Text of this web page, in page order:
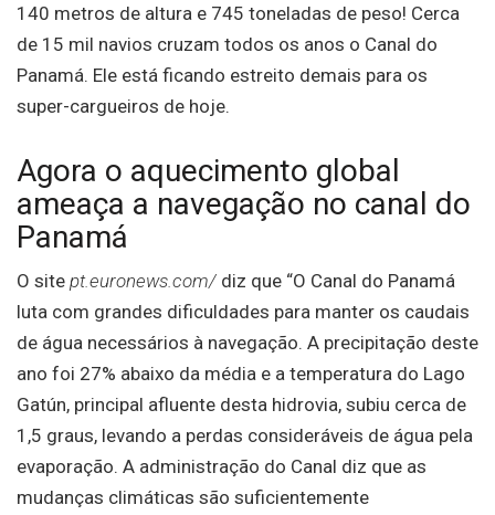
140 metros de altura e 745 toneladas de peso! Cerca
de 15 mil navios cruzam todos os anos o Canal do
Panamá. Ele está ficando estreito demais para os
super-cargueiros de hoje.
Agora o aquecimento global
ameaça a navegação no canal do
Panamá
O site pt.euronews.com/ diz que “O Canal do Panamá
luta com grandes dificuldades para manter os caudais
de água necessários à navegação. A precipitação deste
ano foi 27% abaixo da média e a temperatura do Lago
Gatún, principal afluente desta hidrovia, subiu cerca de
1,5 graus, levando a perdas consideráveis de água pela
evaporação. A administração do Canal diz que as
mudanças climáticas são suficientemente